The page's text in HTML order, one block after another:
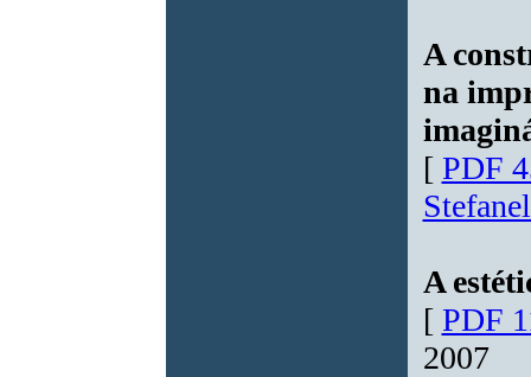
A
na
[ PDF
A
[ PDF
2007